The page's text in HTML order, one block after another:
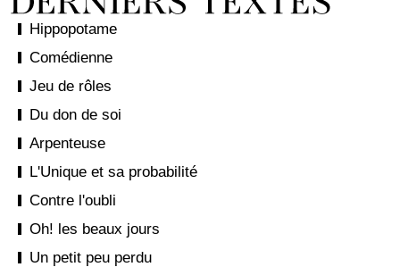
Hippopotame
Comédienne
Jeu de rôles
Du don de soi
Arpenteuse
L'Unique et sa probabilité
Contre l'oubli
Oh! les beaux jours
Un petit peu perdu